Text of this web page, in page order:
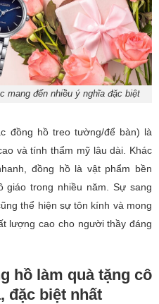
mang đến nhiều ý nghĩa đặc biệt
đồng hồ treo tường/để bàn) là
và tính thẩm mỹ lâu dài. Khác
đồng hồ là vật phẩm bền
giáo trong nhiều năm. Sự sang
thể hiện sự tôn kính và mong
lượng cao cho người thầy đáng
hồ làm quà tặng cô
đặc biệt nhất